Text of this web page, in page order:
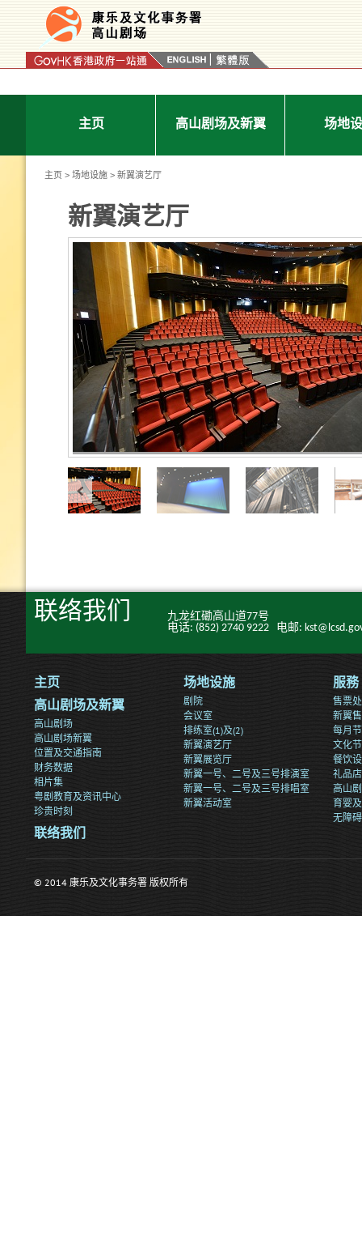
主页 高山剧场及新翼 场地
主页 > 场地设施 > 新翼演艺厅
新翼演艺厅
联络我们
九龙红磡高山道77号
电话: (852) 2740 9222 电邮:
主页
高山剧场及新翼
高山剧场
高山剧场新翼
位置及交通指南
财务数据
相片集
粤剧教育及资讯中心
珍贵时刻
联络我们
场地设施
剧院
会议室
排练室(1)及(2)
新翼演艺厅
新翼展览厅
新翼一号、二号及三号排演室
新翼一号、二号及三号排唱室
新翼活动室
服務
售票处
新翼
每月
文化
餐饮
礼品店
高山
育婴
无障
© 2014 康乐及文化事务署 版权所有